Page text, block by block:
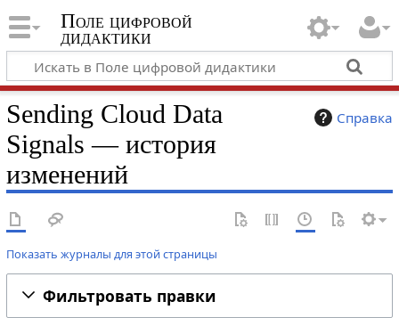
Поле цифровой
дидактики
Справка
Sending Cloud Data
Signals — история
изменений
Показать журналы для этой страницы
Фильтровать правки